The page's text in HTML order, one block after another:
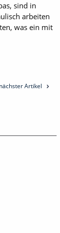
sind in
arbeiten
was ein mit
nächster Artikel